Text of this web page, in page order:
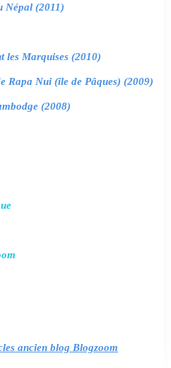
Népal (2011)
les Marquises (2010)
Rapa Nui (île de Pâques) (2009)
(2008)
ancien blog Blogzoom